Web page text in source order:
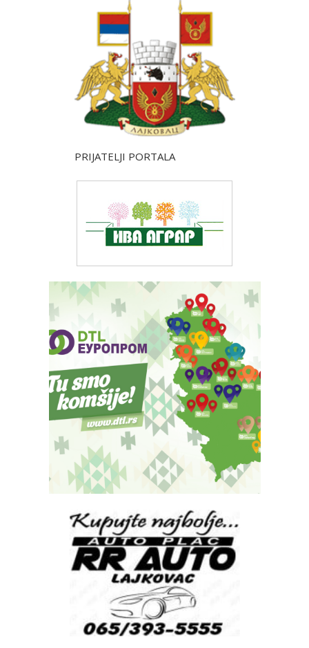
PRIJATELJI PORTALA